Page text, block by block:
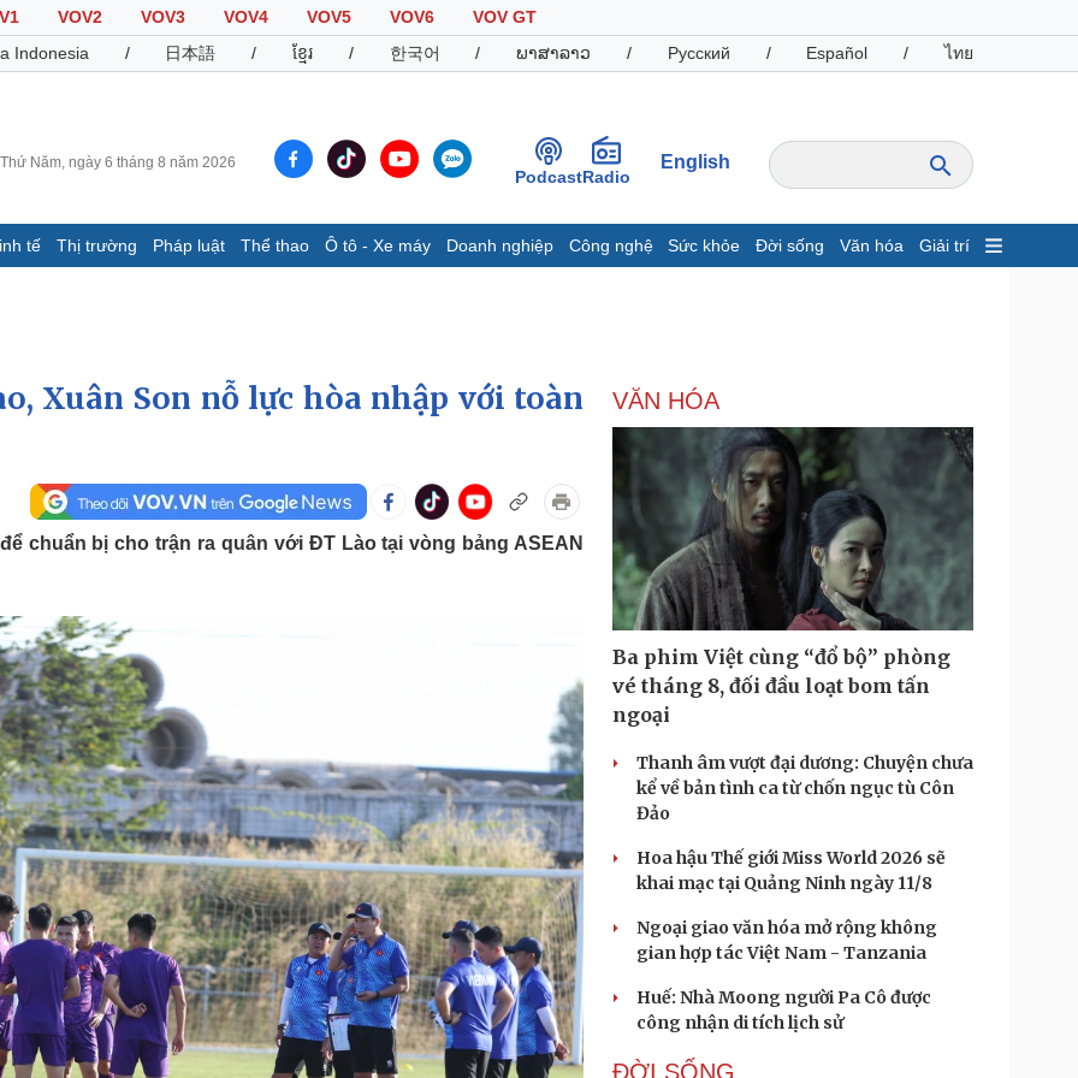
VOV2 VOV3 VOV4 VOV5 VOV6
VOV GT
Indonesia / 日本語 / ខ្មែរ / 한국어 / ພາສາລາວ / Русский / Español / ไทย
Thứ Năm, ngày 6 tháng 8 năm 2026
PodcastRadio
English
tế Thị trường Pháp luật Thể thao Ô tô - Xe máy Doanh nghiệp Công nghệ Sức khỏe Đời sống Văn hóa Giải trí
Infographic
Giá cà phê
Thể thao
Lịch thi đấu bóng đá
Hậu trường
Ô tô - Xe máy
Xe máy
Doanh nghiệp
Thông tin doanh nghiệp
Doanh nghiệp 24h
Doanh nhân
Vì cộng đồng
Công nghệ
Sành điệu
Tin Công nghệ
Trải nghiệm
Chuyển đổi số
Văn hóa
Sân khấu - Điện ảnh
Văn học
Âm nhạc
Di sản
Tư vấn
Săn Tour
check-in
Podcast
Câu chuyện thời sự
Cửa sổ tình yêu
Kể chuyện cho bé
Hạt giống tâm hồn
Xuân Son nỗ lực hòa nhập với toàn
chuẩn bị cho trận ra quân với ĐT Lào tại vòng bảng ASEAN
VĂN HÓA
Ba phim Việt cùng “đổ bộ” phòng
vé tháng 8, đối đầu loạt bom tấn
ngoại
Thanh âm vượt đại dương: Chuyện chưa
kể về bản tình ca từ chốn ngục tù Côn
Đảo
Hoa hậu Thế giới Miss World 2026 sẽ
khai mạc tại Quảng Ninh ngày 11/8
Ngoại giao văn hóa mở rộng không
gian hợp tác Việt Nam - Tanzania
Huế: Nhà Moong người Pa Cô được
công nhận di tích lịch sử
ĐỜI SỐNG